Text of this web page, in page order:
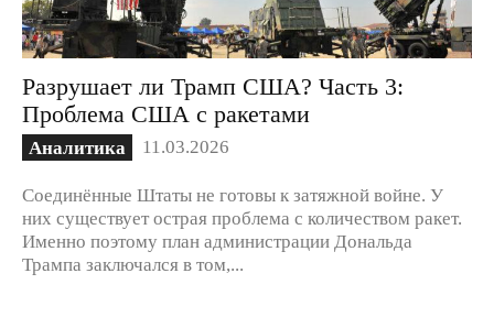
Разрушает ли Трамп США? Часть 3:
Проблема США с ракетами
Аналитика 11.03.2026
Соединённые Штаты не готовы к затяжной войне. У
них существует острая проблема с количеством ракет.
Именно поэтому план администрации Дональда
Трампа заключался в том,...